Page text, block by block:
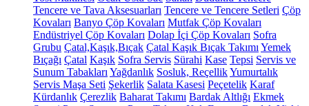
Tencere ve Tava Aksesuarları Tencere ve Tencere Setleri Çöp
Kovaları Banyo Çöp Kovaları Mutfak Çöp Kovaları
Endüstriyel Çöp Kovaları Dolap İçi Çöp Kovaları Sofra
Grubu Çatal,Kaşık,Bıçak Çatal Kaşık Bıçak Takımı Yemek
Bıçağı Çatal Kaşık Sofra Servis Sürahi Kase Tepsi Servis ve
Sunum Tabakları Yağdanlık Sosluk, ReçellikYumurtalık
Servis Maşa Seti Şekerlik Salata Kasesi Peçetelik Karaf
Kürdanlık Çerezlik Baharat Takımı Bardak Altlığı Ekmek